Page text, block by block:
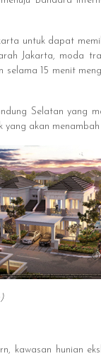
untuk dapat
Jakarta, moda
15 menit
Selatan yang
akan
kawasan hunian